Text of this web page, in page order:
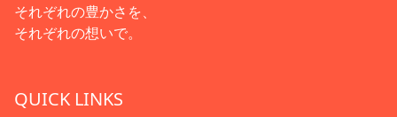
それぞれの豊かさを、
それぞれの想いで。
QUICK LINKS